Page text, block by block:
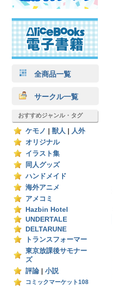
全商品一覧
サークル一覧
おすすめジャンル・タグ
ケモノ 獣人
人外
オリジナル
イラスト集
同人グッズ
ハンドメイド
海外アニメ
アメコミ
Hazbin Hotel
UNDERTALE
DELTARUNE
トランスフォーマー
東京放課後サモナー
ズ
評論
小説
コミックマーケット108